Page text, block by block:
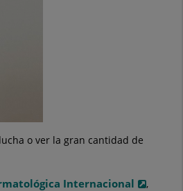
o ver la gran cantidad de
Internacional
,